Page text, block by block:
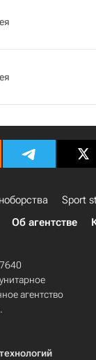
Sport
Об агентстве
агентство